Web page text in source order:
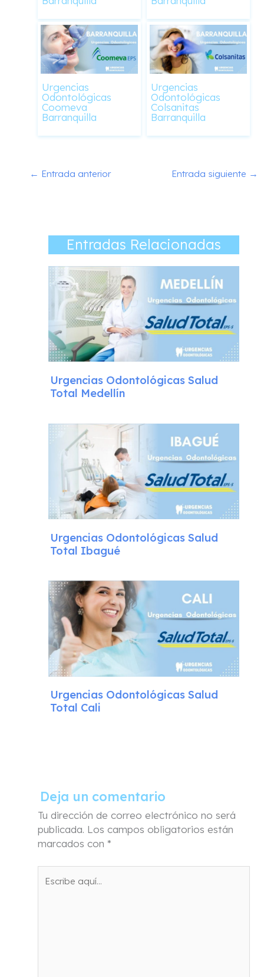
Urgencias
Odontológicas
Coomeva
Barranquilla
Urgencias
Odontológicas
Colsanitas
Barranquilla
← Entrada anterior Entrada siguiente →
Entradas Relacionadas
Urgencias Odontológicas Salud
Total Medellín
Urgencias Odontológicas Salud
Total Ibagué
Urgencias Odontológicas Salud
Total Cali
Deja un comentario
Tu dirección de correo electrónico no será
publicada. Los campos obligatorios están
marcados con *
aquí...